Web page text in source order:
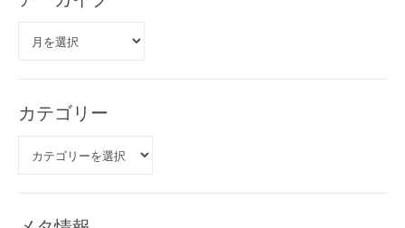
カテゴリー